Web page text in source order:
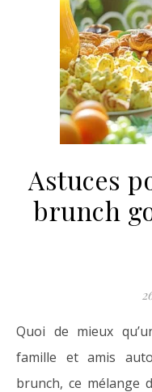
Astuces
brunch
Quoi de mieux qu’un brunch maison pour réunir
famille et amis
brunch, ce mélange